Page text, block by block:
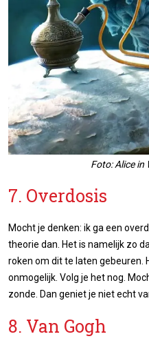
Foto: Alice in
7. Overdosis
Mocht je denken: ik ga een
theorie dan. Het is namelijk zo
roken om dit te laten gebeuren.
onmogelijk. Volg je het nog.
zonde. Dan geniet je niet echt
8. Van Gogh